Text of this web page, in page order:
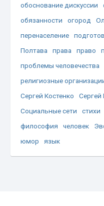
обоснование дискуссии
обязанности
огород
перенаселение
Полтава
права право
проблемы человечества
религиозные
Сергей Костенко
Сергей
Социальные сети
стихи
философия
человек
юмор
язык